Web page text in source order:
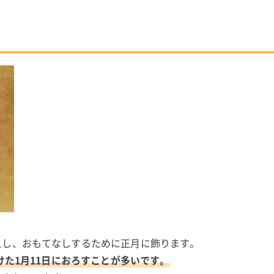
、おもてなしするために正月に飾ります。
1月11日におろすことが多いです。